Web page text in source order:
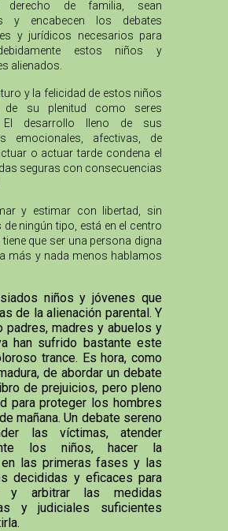
derecho de familia, sean
y encabecen los debates
y jurídicos necesarios para
estos niños y
alienados.
y la felicidad de estos niños
de su plenitud como seres
El desarrollo lleno de sus
emocionales, afectivas, de
o actuar tarde condena el
seguras con consecuencias
y estimar con libertad, sin
ningún tipo, está en el centro
tiene que ser una persona digna
más y nada menos hablamos
niños y jóvenes que
de la alienación parental. Y
padres, madres y abuelos y
han sufrido bastante este
trance. Es hora, como
de abordar un debate
de prejuicios, pero pleno
para proteger los hombres
mañana. Un debate sereno
las víctimas, atender
los niños, hacer la
las primeras fases y las
decididas y eficaces para
y arbitrar las medidas
y judiciales suficientes